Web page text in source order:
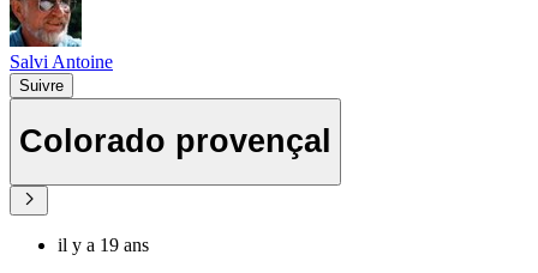
Salvi Antoine
Suivre
Colorado provençal
il y a 19 ans